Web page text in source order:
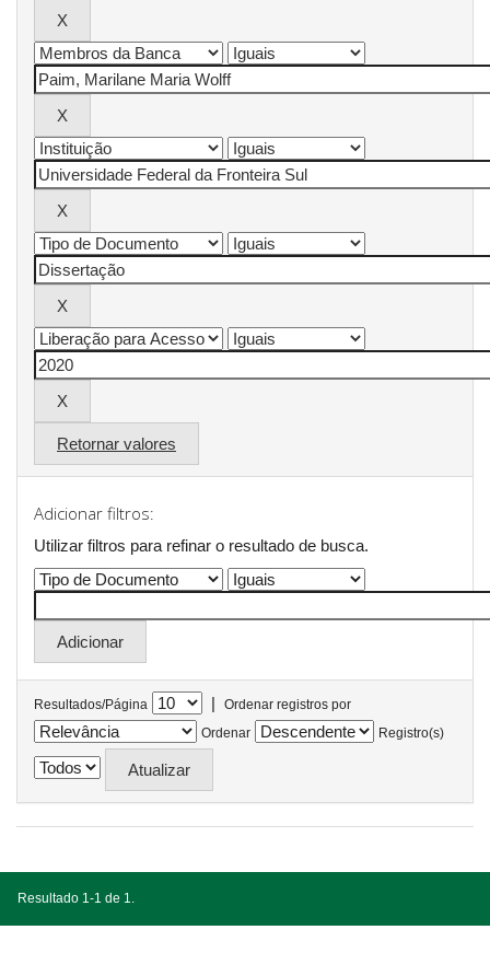
Retornar valores
Adicionar filtros:
Utilizar filtros para refinar o resultado de busca.
Resultados/Página |
Ordenar registros por
Ordenar
Registro(s)
Resultado 1-1 de 1.